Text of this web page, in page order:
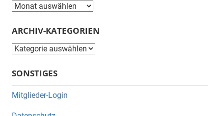
Archiv
ARCHIV-KATEGORIEN
Archiv-
SONSTIGES
Mitglieder-Login